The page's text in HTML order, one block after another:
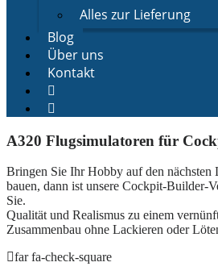
Alles zur Lieferung
Blog
Über uns
Kontakt
A320 Flugsimulatoren für
Bringen Sie Ihr Hobby auf den nächsten
bauen, dann ist unsere Cockpit-Builder-
Sie.
Qualität und Realismus zu einem
Zusammenbau ohne Lackieren oder
far fa-check-square